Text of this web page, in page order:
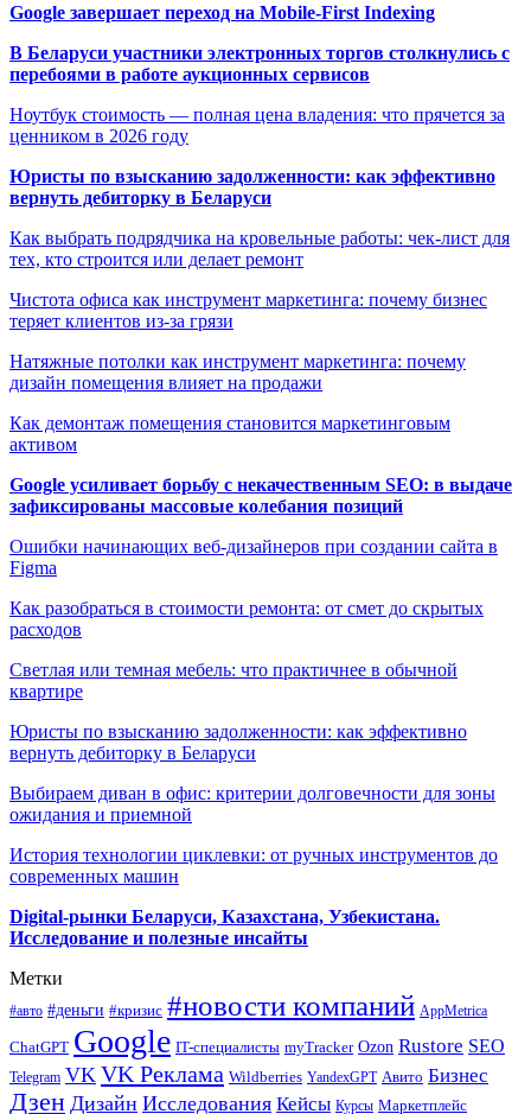
Google завершает переход на Mobile-First Indexing
В Беларуси участники электронных торгов столкнулись с
перебоями в работе аукционных сервисов
Ноутбук стоимость — полная цена владения: что прячется за
ценником в 2026 году
Юристы по взысканию задолженности: как эффективно
вернуть дебиторку в Беларуси
Как выбрать подрядчика на кровельные работы: чек-лист для
тех, кто строится или делает ремонт
Чистота офиса как инструмент маркетинга: почему бизнес
теряет клиентов из-за грязи
Натяжные потолки как инструмент маркетинга: почему
дизайн помещения влияет на продажи
Как демонтаж помещения становится маркетинговым
активом
Google усиливает борьбу с некачественным SEO: в выдаче
зафиксированы массовые колебания позиций
Ошибки начинающих веб-дизайнеров при создании сайта в
Figma
Как разобраться в стоимости ремонта: от смет до скрытых
расходов
Светлая или темная мебель: что практичнее в обычной
квартире
Юристы по взысканию задолженности: как эффективно
вернуть дебиторку в Беларуси
Выбираем диван в офис: критерии долговечности для зоны
ожидания и приемной
История технологии циклевки: от ручных инструментов до
современных машин
Digital-рынки Беларуси, Казахстана, Узбекистана.
Исследование и полезные инсайты
Метки
#авто #деньги #кризис #новости компаний AppMetrica
ChatGPT Google IT-специалисты myTracker Ozon Rustore SEO
Telegram VK VK Реклама Wildberries YandexGPT Авито Бизнес
Дзен Дизайн Исследования Кейсы Курсы Маркетплейс